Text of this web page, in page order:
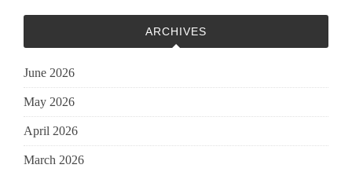
ARCHIVES
June 2026
May 2026
April 2026
March 2026